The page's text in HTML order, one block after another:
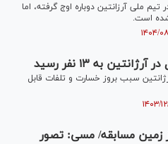
ملی آرزانتین دوباره اوج گرفته، اما
است.
به ۱۳ نفر رسید
سبب بروز خسارت و تلفات قابل
زمین مسابقه/ مسی: تصور